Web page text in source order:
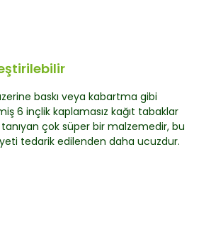
baskı veya kabartma gibi
6 inçlik kaplamasız kağıt tabaklar
çok süper bir malzemedir, bu
tedarik edilenden daha ucuzdur.